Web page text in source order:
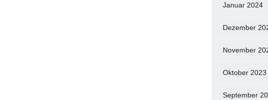
Januar 2024
Dezember
November
Oktober 2023
September